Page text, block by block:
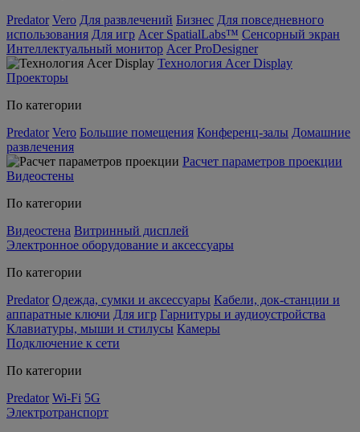
Predator Vero Для развлечений Бизнес Для повседневного
использования Для игр Acer SpatialLabs™ Сенсорный экран
Интеллектуальный монитор Acer ProDesigner
Технология Acer Display
Проекторы
По категории
Predator Vero Большие помещения Конференц-залы Домашние
развлечения
Расчет параметров проекции
Видеостены
По категории
Видеостена Витринный дисплей
Электронное оборудование и аксессуары
По категории
Predator Одежда, сумки и аксессуары Кабели, док-станции и
аппаратные ключи Для игр Гарнитуры и аудиоустройства
Клавиатуры, мыши и стилусы Камеры
Подключение к сети
По категории
Predator Wi-Fi 5G
Электротранспорт